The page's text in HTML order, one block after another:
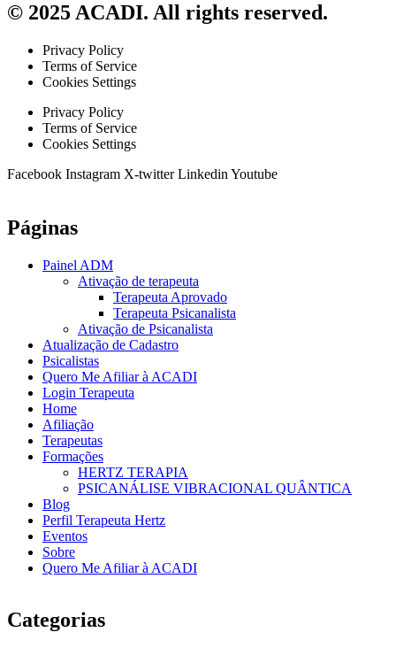
© 2025 ACADI. All rights reserved.
Privacy Policy
Terms of Service
Cookies Settings
Privacy Policy
Terms of Service
Cookies Settings
Facebook Instagram X-twitter Linkedin Youtube
Páginas
Painel ADM
Ativação de terapeuta
Terapeuta Aprovado
Terapeuta Psicanalista
Ativação de Psicanalista
Atualização de Cadastro
Psicalistas
Quero Me Afiliar à ACADI
Login Terapeuta
Home
Afiliação
Terapeutas
Formações
HERTZ TERAPIA
PSICANÁLISE VIBRACIONAL QUÂNTICA
Blog
Perfil Terapeuta Hertz
Eventos
Sobre
Quero Me Afiliar à ACADI
Categorias